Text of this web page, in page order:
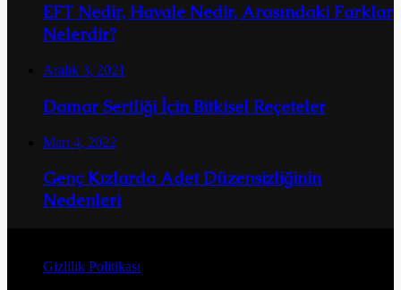
EFT Nedir, Havale Nedir, Arasındaki Farklar
Nelerdir?
Aralık 3, 2021
Damar Sertliği İçin Bitkisel Reçeteler
Mart 4, 2022
Genç Kızlarda Adet Düzensizliğinin
Nedenleri
Gizlilik Politikası